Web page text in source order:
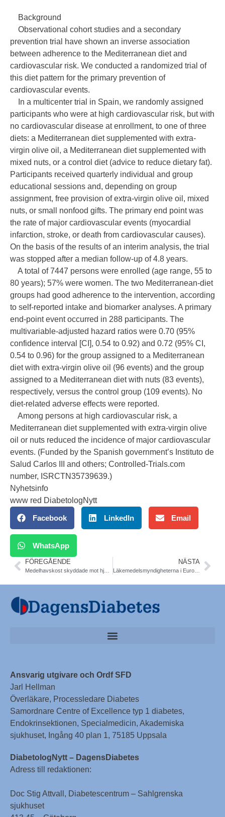
Background
Observational cohort studies and a secondary
prevention trial have shown an inverse association
between adherence to the Mediterranean diet and
cardiovascular risk. We conducted a randomized trial of
this diet pattern for the primary prevention of
cardiovascular events.
In a multicenter trial in Spain, we randomly assigned
participants who were at high cardiovascular risk, but with
no cardiovascular disease at enrollment, to one of three
diets: a Mediterranean diet supplemented with extra-
virgin olive oil, a Mediterranean diet supplemented with
mixed nuts, or a control diet (advice to reduce dietary fat).
Participants received quarterly individual and group
educational sessions and, depending on group
assignment, free provision of extra-virgin olive oil, mixed
nuts, or small nonfood gifts. The primary end point was
the rate of major cardiovascular events (myocardial
infarction, stroke, or death from cardiovascular causes).
On the basis of the results of an interim analysis, the trial
was stopped after a median follow-up of 4.8 years.
A total of 7447 persons were enrolled (age range, 55 to
80 years); 57% were women. The two Mediterranean-diet
groups had good adherence to the intervention, according
to self-reported intake and biomarker analyses. A primary
end-point event occurred in 288 participants. The
multivariable-adjusted hazard ratios were 0.70 (95%
confidence interval [CI], 0.54 to 0.92) and 0.72 (95% CI,
0.54 to 0.96) for the group assigned to a Mediterranean
diet with extra-virgin olive oil (96 events) and the group
assigned to a Mediterranean diet with nuts (83 events),
respectively, versus the control group (109 events). No
diet-related adverse effects were reported.
Among persons at high cardiovascular risk, a
Mediterranean diet supplemented with extra-virgin olive
oil or nuts reduced the incidence of major cardiovascular
events. (Funded by the Spanish government’s Instituto de
Salud Carlos III and others; Controlled-Trials.com
number, ISRCTN35739639.)
Nyhetsinfo
www red DiabetologNytt
Facebook LinkedIn Email
WhatsApp
FÖREGÅENDE NÄSTA
Läkemedelsmyndigheterna i Europa och USA, EMA och FDA ska jobba tätare ihop
Ansvarig utgivare och Ordf SFD
Jarl Hellman
Överläkare, Processledare Diabetes
Samordnare Centre of Excellence typ 1 diabetes,
Endokrinsektionen, Specialmedicin, Akademiska
sjukhuset, Ingång 40 plan 1, 75185 Uppsala
DiabetologNytt – DagensDiabetes
Adress till redaktionen:
Doc Stig Attvall, Diabetescentrum – Sahlgrenska
sjukhuset